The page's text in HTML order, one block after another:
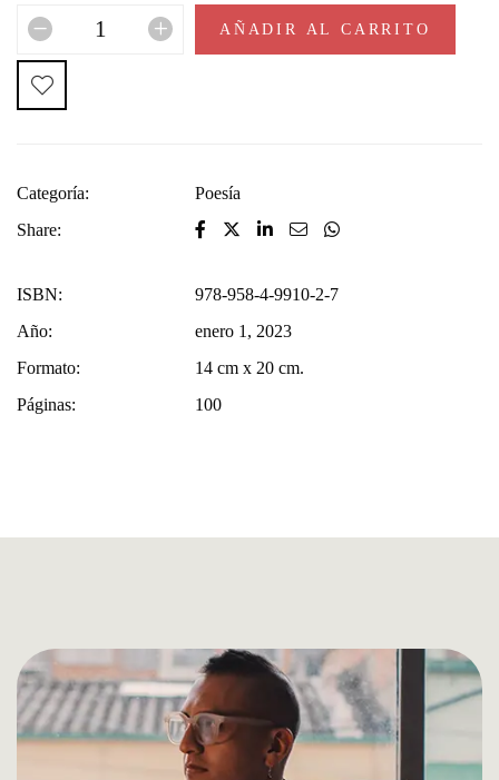
AÑADIR AL CARRITO
Categoría:
Poesía
Share:
ISBN:
978-958-4-9910-2-7
Año:
enero 1, 2023
Formato:
14 cm x 20 cm.
Páginas:
100